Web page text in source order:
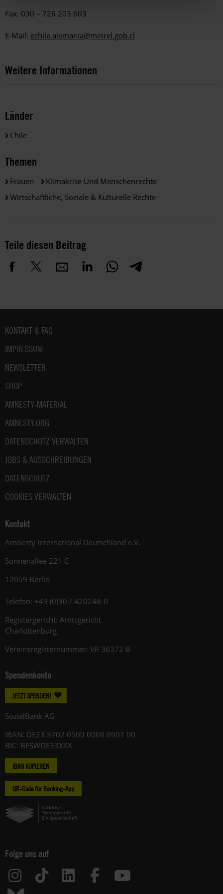
Fax: 030 – 726 203 603
E-Mail: echile.alemania@minrel.gob.cl
Weitere Informationen
Länder
Chile
Themen
Frauen
Klimakrise Und Menschenrechte
Wirtschaftliche, Soziale & Kulturelle Rechte
Teile diesen Beitrag
Fußbereich
KONTAKT & FAQ
IMPRESSUM
NEWSLETTER
SHOP
AMNESTY-MATERIAL
AMNESTY.ORG
DATENSCHUTZ VERWALTEN
JOBS & AUSSCHREIBUNGEN
DATENSCHUTZ
COOKIES VERWALTEN
Kontakt
Amnesty International Deutschland e.V.
Sonnenallee 221 C
12059 Berlin
Telefon: +49 (0)30 / 420248-0
Registergericht: Amtsgericht
Charlottenburg
Vereinsregisternummer: VR 36372 B
Spendenkonto
JETZT SPENDEN!
SozialBank AG
IBAN: DE23 3702 0500 0008 0901 00
BIC: BFSWDE33XXX
IBAN KOPIEREN
QR-Code für Banking-App
Folge uns auf